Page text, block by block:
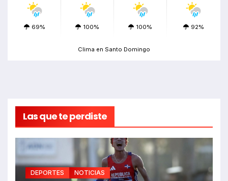
69% 100% 100% 92%
Clima en Santo Domingo
Las que te perdiste
DEPORTES NOTICIAS